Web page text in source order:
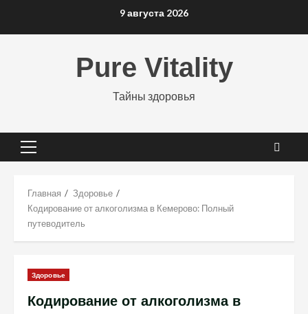
9 августа 2026
Pure Vitality
Тайны здоровья
Основное
Главная
Здоровье
Кодирование от алкоголизма в Кемерово: Полный
путеводитель
Здоровье
Кодирование от алкоголизма в